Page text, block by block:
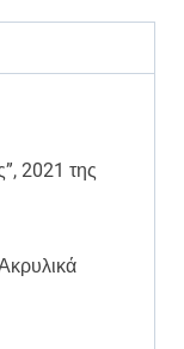
2021 της